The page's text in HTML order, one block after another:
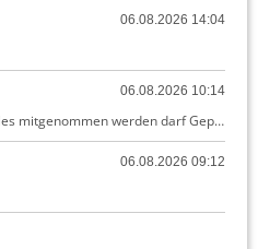
06.08.2026 14:04
06.08.2026 10:14
Ist gut beschrieben, ansicht was alles mitgenommen werden darf Gepäck dürfte auch kostenloses Handgepäck umfassen, ansonsten sehr easy zu machen
06.08.2026 09:12